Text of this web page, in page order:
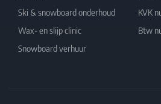
Ski & snowboard onderhoud
Wax- en slijp clinic
Snowboard verhuur
KVK
Btw